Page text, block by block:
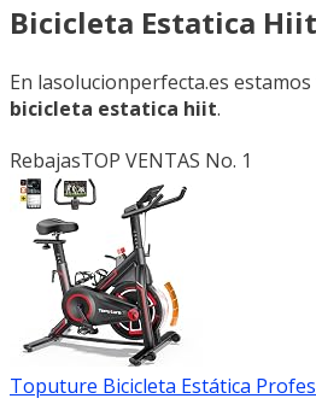
Bicicleta Estatica Hiit
En lasolucionperfecta.es
bicicleta estatica hiit.
RebajasTOP VENTAS No. 1
Toputure Bicicleta Estática